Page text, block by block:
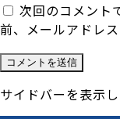
次回のコメント
前、メールアドレ
サイドバーを表示